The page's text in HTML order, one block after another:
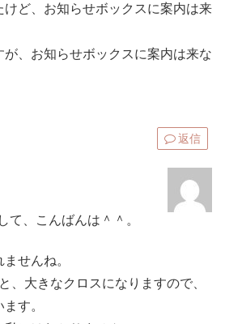
ど、お知らせボックスに案内は来
、お知らせボックスに案内は来な
返信
て、こんばんは＾＾。
せんね。
、大きなクロスになりますので、
す。